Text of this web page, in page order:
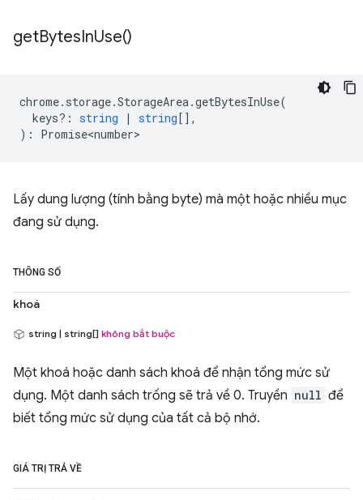
getBytesInUse()
chrome. storage.StorageArea.getBytesInUse(
keys? : string | string[],
) : Promise<number>
Lấy dung lượng (tính bằng byte) mà một hoặc nhiều mục
đang sử dụng.
THÔNG SỐ
khoá
string | string[] không bắt buộc
Một khoá hoặc danh sách khoá để nhận tổng mức sử
dụng. Một danh sách trống sẽ trả về 0. Truyền null để
biết tổng mức sử dụng của tất cả bộ nhớ.
GIÁ TRỊ TRẢ VỀ